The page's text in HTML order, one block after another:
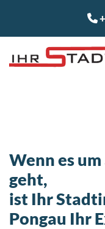

Wenn es
geht,
ist Ihr
Pongau Ihr